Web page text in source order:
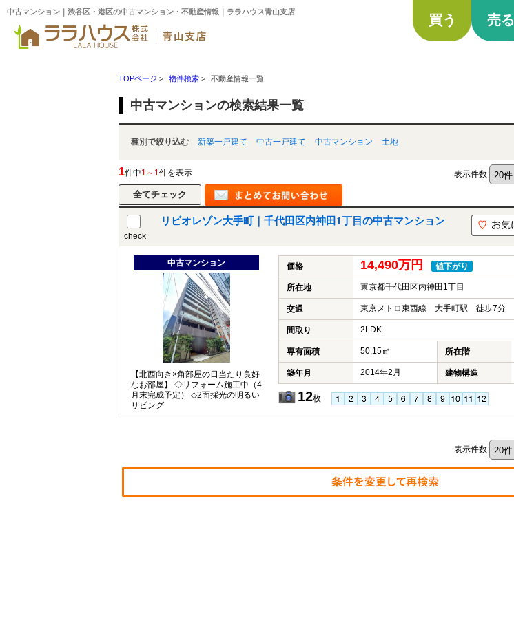
中古マンション｜渋谷区・港区の中古マンション・不動産情報｜ララハウス青山支店
買う 売る
TOPページ > 物件検索 > 不動産情報一覧
中古マンションの検索結果一覧
種別で絞り込む 新築一戸建て 中古一戸建て 中古マンション 土地
1件中1～1件を表示 表示件数
check
リビオレゾン大手町｜千代田区内神田1丁目の中古マンション
中古マンション
【北西向き×角部屋の日当たり良好
なお部屋】 ◇リフォーム施工中（4
月末完成予定） ◇2面採光の明るい
リビング
価格 14,490万円 値下がり
所在地 東京都千代田区内神田1丁目
交通 東京メトロ東西線 大手町駅 徒歩7分
間取り 2LDK
専有面積 50.15㎡ 所在階
築年月 2014年2月 建物構造
12枚
表示件数